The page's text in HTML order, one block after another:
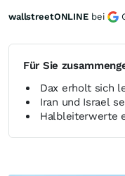
Für Sie
Dax erholt sich
Iran und Israel
Halbleiterwerte
wallstreetONLINE bei